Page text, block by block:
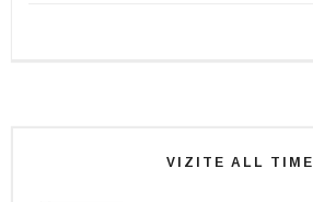
VIZITE ALL TIME